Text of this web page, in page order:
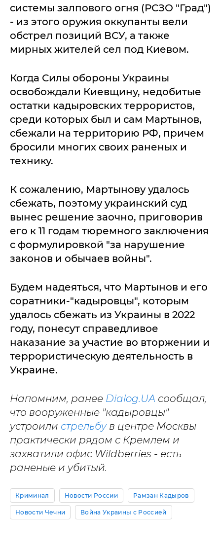
системы залпового огня (РСЗО "Град")
- из этого оружия оккупанты вели
обстрел позиций ВСУ, а также
мирных жителей сел под Киевом.
Когда Силы обороны Украины
освобождали Киевщину, недобитые
остатки кадыровских террористов,
среди которых был и сам Мартынов,
сбежали на территорию РФ, причем
бросили многих своих раненых и
технику.
К сожалению, Мартынову удалось
сбежать, поэтому украинский суд
вынес решение заочно, приговорив
его к 11 годам тюремного заключения
с формулировкой "за нарушение
законов и обычаев войны".
Будем надеяться, что Мартынов и его
соратники-"кадыровцы", которым
удалось сбежать из Украины в 2022
году, понесут справедливое
наказание за участие во вторжении и
террористическую деятельность в
Украине.
Напомним, ранее Dialog.UA сообщал,
что вооруженные "кадыровцы"
устроили стрельбу в центре Москвы
практически рядом с Кремлем и
захватили офис Wildberries - есть
раненые и убитый.
Криминал Новости России Рамзан Кадыров
Новости Чечни Война Украины с Россией